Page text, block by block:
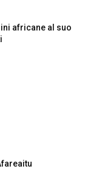
africane al suo